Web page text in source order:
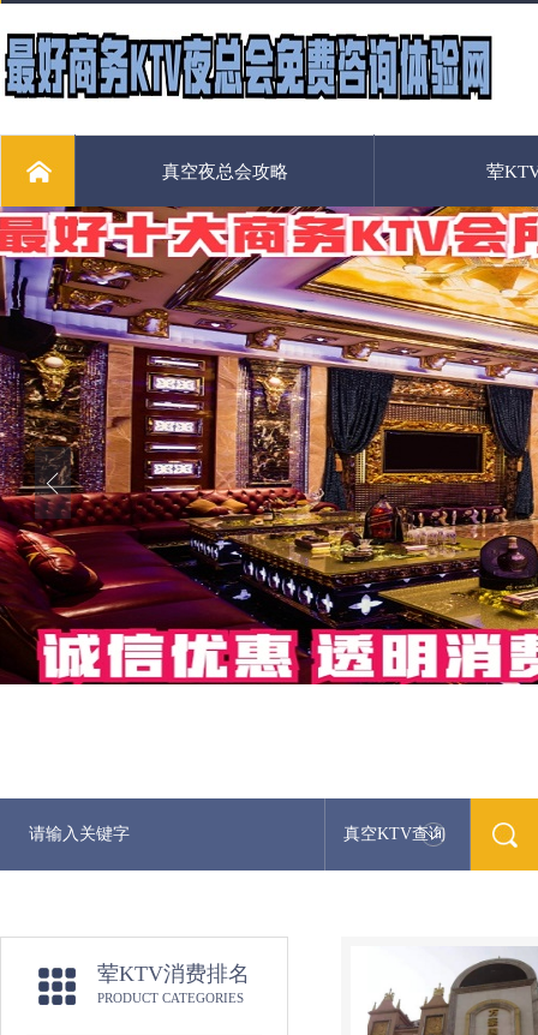
真空夜总会攻略 荤
真空KTV查询
荤KTV消费排名
PRODUCT CATEGORIES